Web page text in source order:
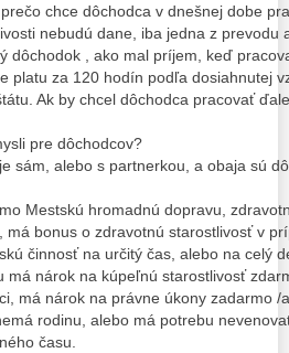
chce dôchodca v dnešnej dobe
nebudú dane, iba jedna z prevodu
dôchodok , ako mal príjem, keď
platu za 120 hodín podľa dosiahnutej
Ak by chcel dôchodca pracovať
pre dôchodcov?
sám, alebo s partnerkou, a obaja sú
Mestskú hromadnú dopravu,
má bonus o zdravotnú starostlivosť v
činnosť na určitý čas, alebo na celý
má nárok na kúpeľnú starostlivosť
má nárok na právne úkony zadarmo /
rodinu, alebo má potrebu
času.